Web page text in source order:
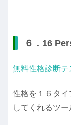
６．16
無料性格診断テ
性格を１６タ
してくれるツー